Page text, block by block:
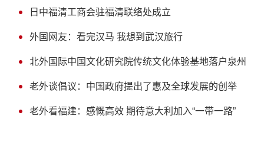
日中福清工商会驻福清联络处成立
外国网友：看完汉马 我想到武汉旅行
北外国际中国文化研究院传统文化体验基地落户泉州
老外谈倡议：中国政府提出了惠及全球发展的创举
老外看福建：感慨高效 期待意大利加入“一带一路”